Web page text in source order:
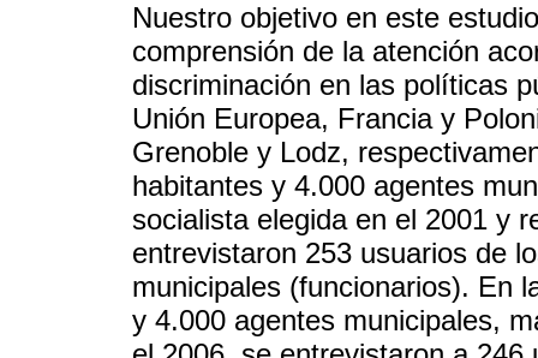
Nuestro objetivo en este
comprensión de la atención
discriminación en las políticas
Unión Europea, Francia y
Grenoble y Lodz,
habitantes y 4.000 agentes
socialista elegida en el 2001 y
entrevistaron 253 usuarios de
municipales (funcionarios). En
y 4.000 agentes municipales,